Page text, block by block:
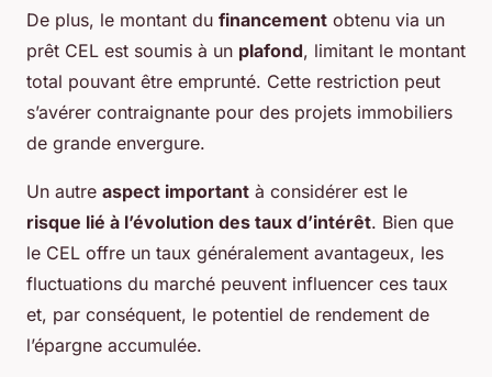
De plus, le montant du financement obtenu via un
prêt CEL est soumis à un plafond, limitant le montant
total pouvant être emprunté. Cette restriction peut
s’avérer contraignante pour des projets immobiliers
de grande envergure.
Un autre aspect important à considérer est le
risque lié à l’évolution des taux d’intérêt. Bien que
le CEL offre un taux généralement avantageux, les
fluctuations du marché peuvent influencer ces taux
et, par conséquent, le potentiel de rendement de
l’épargne accumulée.